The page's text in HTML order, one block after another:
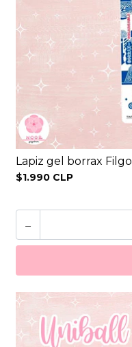
Lapiz gel borrax Filgo
$1.990 CLP
-